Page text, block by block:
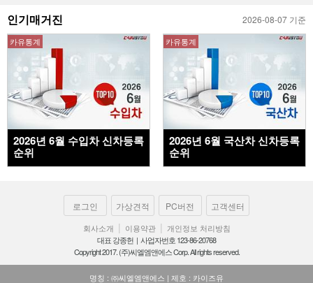
인기매거진 2026-08-07 기준
카유통계
2026년 6월 수입차 신차등록
순위
카유통계
2026년 6월 국산차 신차등록
순위
로그인 가상견적 PC버전 고객센터
회사소개 | 이용약관 | 개인정보 처리방침
대표 강종헌 | 사업자번호 123-86-20768
Copyright 2017. (주)씨엘엠앤에스 Corp. All rights reserved.
명칭 : ㈜씨엘엠앤에스 | 제호 : 카이즈유